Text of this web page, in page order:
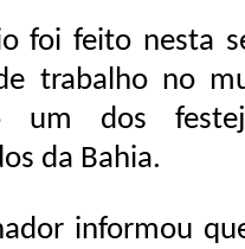
foi feito nesta
trabalho no
um dos
da Bahia.
informou